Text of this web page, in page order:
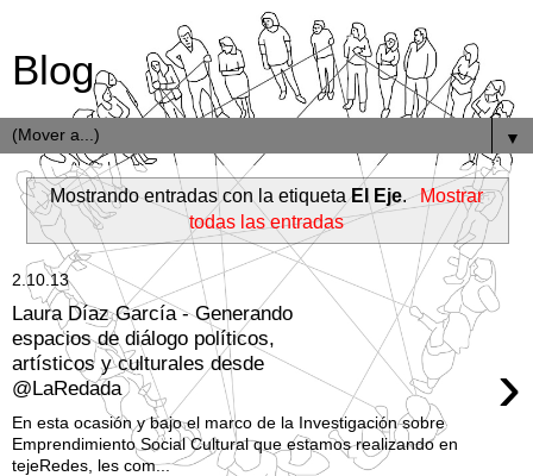
Blog
▼
Mostrando entradas con la etiquetaEl Eje. Mostrar
todas las entradas
2.10.13
Laura Díaz García - Generando
espacios de diálogo políticos,
artísticos y culturales desde
@LaRedada
›
En esta ocasión y bajo el marco de la Investigación sobre
Emprendimiento Social Cultural que estamos realizando en
tejeRedes, les com...